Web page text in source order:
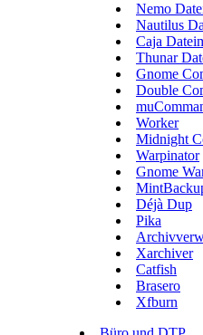
Nemo
Nautilus
Caja
Thunar
Gnome
Double
Worker
Midnight
Warpinator
Gnome
Déjà Dup
Pika
Xarchiver
Catfish
Brasero
Xfburn